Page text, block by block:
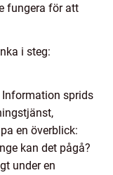
fungera för att
i steg:
sprids
en överblick:
kan det pågå?
under en